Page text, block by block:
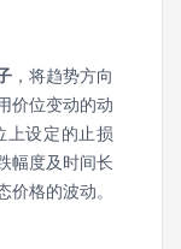
，将趋势方向
价位变动的动
上设定的止损
幅度及时间长
价格的波动。